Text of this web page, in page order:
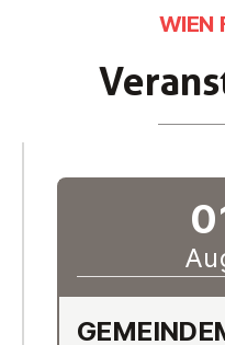
WIEN